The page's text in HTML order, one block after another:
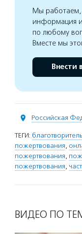
Мы работаем,
информация
по любому
Вместе мы
Внести
Российская
ТЕГИ:
пожертвования,
пожертвования,
пожертвования,
ВИДЕО ПО